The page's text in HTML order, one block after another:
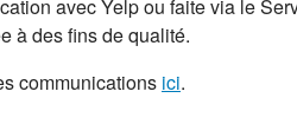
avec Yelp ou faite via le
à des fins de qualité.
communications ici.